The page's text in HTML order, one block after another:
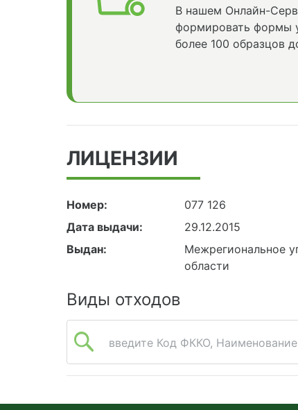
В нашем Онлайн-
формировать формы
более 100 образцов
ЛИЦЕНЗИИ
Номер:
077 126
Дата выдачи:
29.12.2015
Выдан:
Межрегиональное
области
Виды отходов
введите Код ФККО, Наименование